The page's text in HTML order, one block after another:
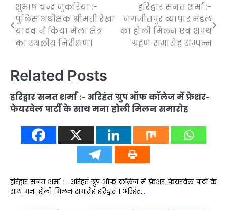
Post
navigation
शुभाष चन्द्र जुकरिया :-
पुलिस अधीक्षक श्रीमती रेखा
यादव ने किया मेला क्षेत्र
का स्थलीय निरीक्षण।
हरिद्वार सनत शर्मा :-
जगजीतपुर व्यापार मंडल
का होली मिलन एवं शपथ
ग्रहण समारोह सम्पन्न
Related Posts
हरिद्वार सनत शर्मा :- अरिहंत ग्रुप ऑफ कॉलेज में फ्रेशर-
फेयरवेल पार्टी के साथ मना होली मिलन समारोह
हरिद्वार सनत शर्मा :- अरिहंत ग्रुप ऑफ कॉलेज में फ्रेशर-फेयरवेल पार्टी के
साथ मना होली मिलन समारोह हरिद्वार । अरिहंत…